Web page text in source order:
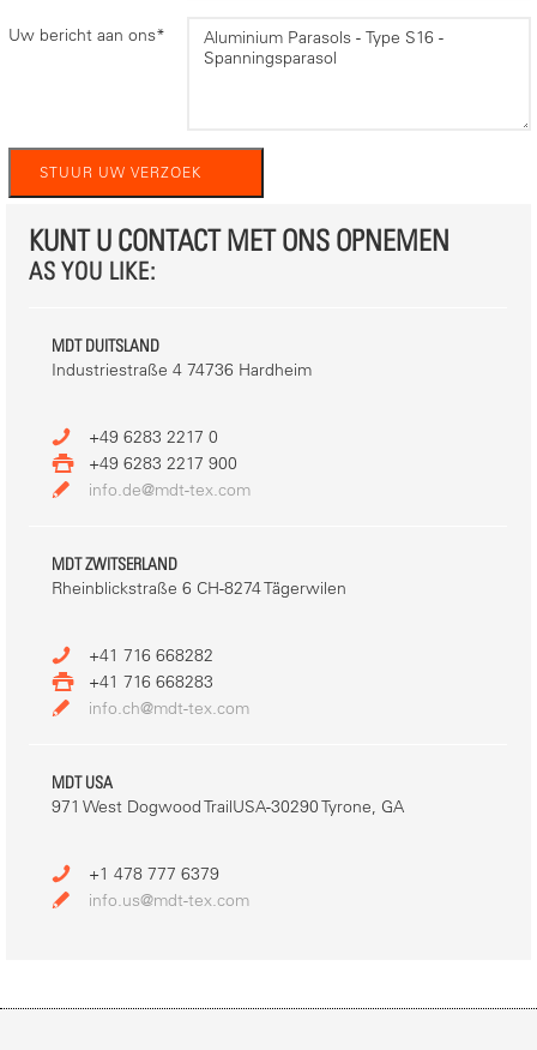
Uw bericht aan ons*
KUNT U CONTACT MET ONS OPNEMEN
AS YOU LIKE:
MDT DUITSLAND
Industriestraße 4 74736 Hardheim
+49 6283 2217 0
+49 6283 2217 900
info.de@mdt-tex.com
MDT ZWITSERLAND
Rheinblickstraße 6 CH-8274 Tägerwilen
+41 716 668282
+41 716 668283
info.ch@mdt-tex.com
MDT USA
971 West Dogwood TrailUSA-30290 Tyrone, GA
+1 478 777 6379
info.us@mdt-tex.com